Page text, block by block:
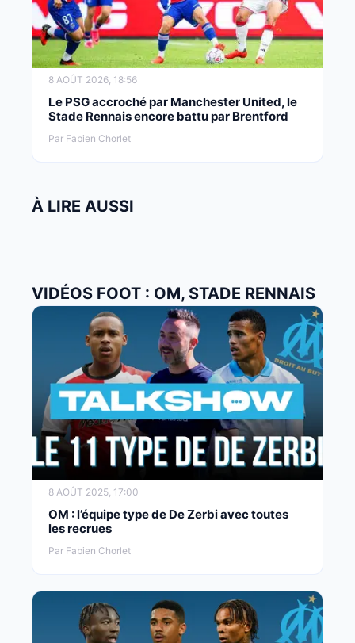
8 AOÛT 2026, 18:56
Le PSG accroché par Manchester United, le
Stade Rennais encore battu par Brentford
Par Fabien Chorlet
À LIRE AUSSI
VIDÉOS FOOT : OM, STADE RENNAIS
8 AOÛT 2025, 17:00
OM : l’équipe type de De Zerbi avec toutes
les recrues
Par Fabien Chorlet